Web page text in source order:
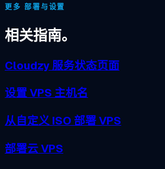
更多 部署与设置
相关指南。
Cloudzy 服务状态页面
设置 VPS 主机名
从自定义 ISO 部署 VPS
部署云 VPS